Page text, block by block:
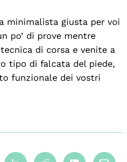
minimalista giusta per voi
po’ di prove mentre
di corsa e venite a
tipo di falcata del piede,
funzionale dei vostri